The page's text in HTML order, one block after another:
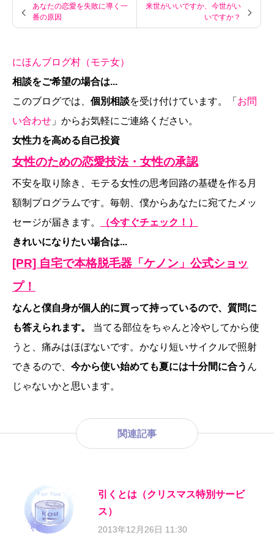
あなたの恋愛を失敗に導く一
番の原因
来世がいいですか、今世がい
いですか？
にほんブログ村（モテ女）
相談をご希望の場合は...
このブログでは、 個別相談を受け付けています。「 お問
い合わせ 」からお気軽にご連絡ください。
女性力を高める自己投資
女性のための恋愛技法・女性の承認
不安を取り除き、モテる女性の思考回路の基礎を作る月
額制プログラムです。毎朝、僕からあなたに宛てたメッ
セージが届きます。
（今すぐチェック！）
きれいになりたい場合は...
[PR] 自宅で本格脱毛器「ケノン」公式ショッ
プ！
なんと僕自身が個人的に買って持っているので、質問に
も答えられます。
当てる部位をちゃんと冷やしてから使
うと、痛みはほぼないです。かなり短いサイクルで照射
できるので、 今から使い始めても夏には十分間に合う ん
じゃないかと思います。
関連記事
引くとは（クリスマス特別サービ
ス）
2013年12月26日 11:30